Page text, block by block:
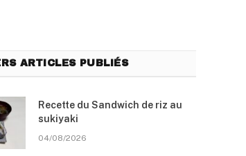
ARTICLES PUBLIÉS
Recette du Sandwich de riz au
sukiyaki
04/08/2026